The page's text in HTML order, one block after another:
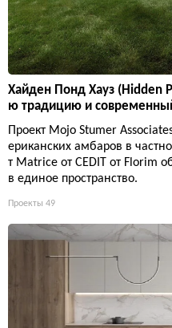
Хайден Понд Хауз (Hidden
ю традицию и
Проект Mojo Stumer
ериканских амбаров в
т Matrice от CEDIT от Florim
в единое пространство.
Проекты 49